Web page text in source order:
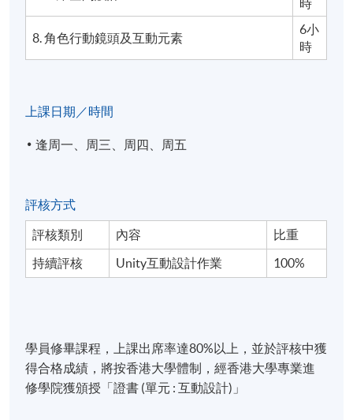
時
8. 角色行動鏡頭及互動元素
6小
時
上課日期／時間
逢周一、周三、周四、周五
評核方式
評核類別 內容
比重
持續評核
Unity互動設計作業 100%
學員修畢課程，上課出席率達80%以上，並於評核中獲
得合格成績，將按香港大學體制，經香港大學專業進
修學院獲頒授「證書 (單元 : 互動設計)」